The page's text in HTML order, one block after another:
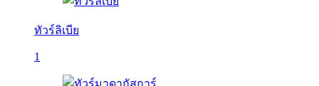
ทัวร์ลิเบีย
1